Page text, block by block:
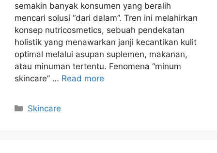
semakin banyak konsumen yang beralih
mencari solusi “dari dalam”. Tren ini melahirkan
konsep nutricosmetics, sebuah pendekatan
holistik yang menawarkan janji kecantikan kulit
optimal melalui asupan suplemen, makanan,
atau minuman tertentu. Fenomena “minum
skincare” … Read more
Kategori
Skincare